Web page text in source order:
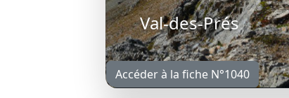
Val-des-Prés
Accéder à la fiche N°1040